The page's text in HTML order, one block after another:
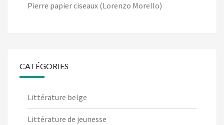
Pierre papier ciseaux (Lorenzo Morello)
CATÉGORIES
Littérature belge
Littérature de jeunesse